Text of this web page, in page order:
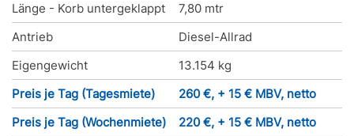
Länge - Korb untergeklappt
7,80 mtr
Antrieb
Diesel-Allrad
Eigengewicht
13.154 kg
Preis je Tag (Tagesmiete)
260 €, + 15 € MBV, netto
Preis je Tag (Wochenmiete)
220 €, + 15 € MBV, netto